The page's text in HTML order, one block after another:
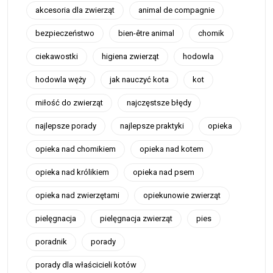
akcesoria dla zwierząt animal de compagnie
bezpieczeństwo bien-être animal chomik
ciekawostki higiena zwierząt hodowla
hodowla węży jak nauczyć kota kot
miłość do zwierząt najczęstsze błędy
najlepsze porady najlepsze praktyki opieka
opieka nad chomikiem opieka nad kotem
opieka nad królikiem opieka nad psem
opieka nad zwierzętami opiekunowie zwierząt
pielęgnacja pielęgnacja zwierząt pies
poradnik porady
porady dla właścicieli kotów